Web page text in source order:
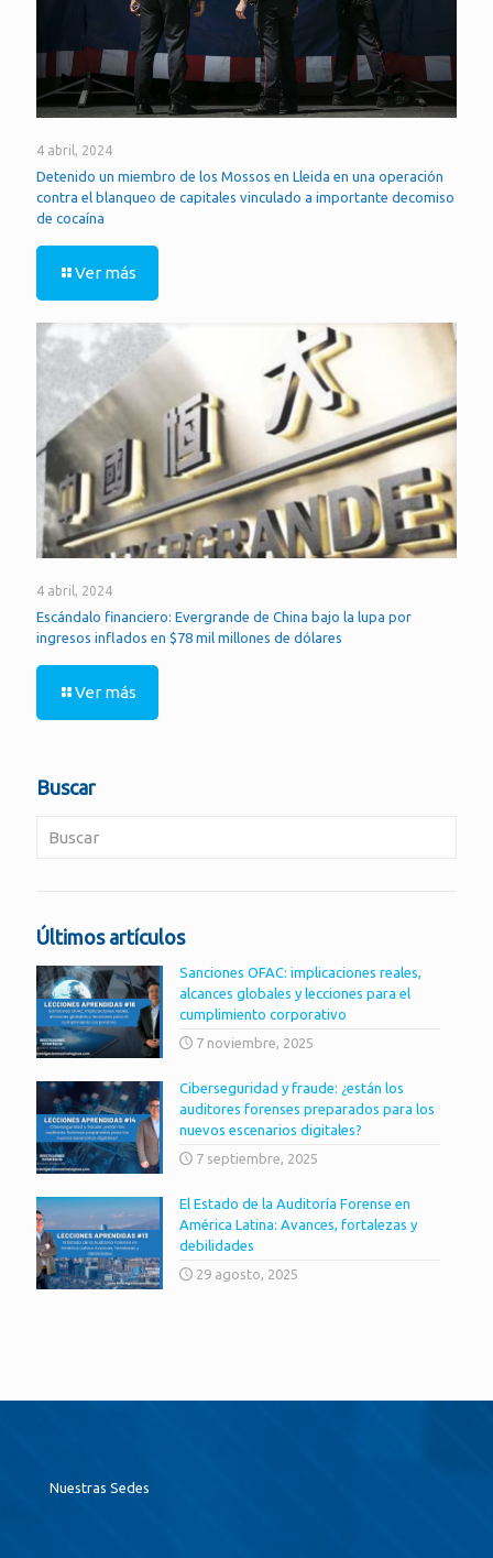
4 abril, 2024
Detenido un miembro de los Mossos en Lleida en una operación
contra el blanqueo de capitales vinculado a importante decomiso
de cocaína
Ver más
4 abril, 2024
Escándalo financiero: Evergrande de China bajo la lupa por
ingresos inflados en $78 mil millones de dólares
Ver más
Buscar
Últimos artículos
Sanciones OFAC: implicaciones reales,
alcances globales y lecciones para el
cumplimiento corporativo
7 noviembre, 2025
Ciberseguridad y fraude: ¿están los
auditores forenses preparados para los
nuevos escenarios digitales?
7 septiembre, 2025
El Estado de la Auditoría Forense en
América Latina: Avances, fortalezas y
debilidades
29 agosto, 2025
Nuestras Sedes